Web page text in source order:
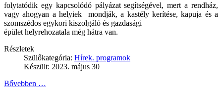
folytatódik egy kapcsolódó pályázat segítségével, mert a rendház,
vagy ahogyan a helyiek mondják, a kastély kerítése, kapuja és a
szomszédos egykori kiszolgáló és gazdasági
épület helyrehozatala még hátra van.
Részletek
Szülőkategória: Hírek. programok
Készült: 2023. május 30
Bővebben …